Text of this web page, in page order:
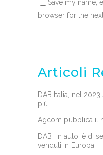
Save my name,
browser for the
Articoli
DAB Italia, nel 2023
più
Agcom pubblica il
DAB+ in auto, è di
venduti in Europa